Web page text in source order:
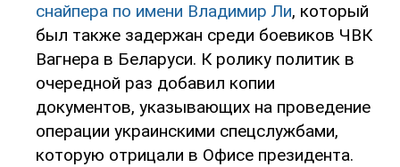
снайпера по имени Владимир Ли, который
был также задержан среди боевиков ЧВК
Вагнера в Беларуси. К ролику политик в
очередной раз добавил копии
документов, указывающих на проведение
операции украинскими спецслужбами,
которую отрицали в Офисе президента.